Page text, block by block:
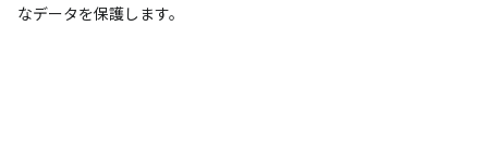
なデータを保護します。